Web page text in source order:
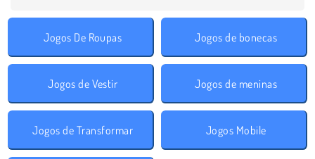
Jogos De Roupas Jogos de bonecas
Jogos de Vestir Jogos de meninas
Jogos de Transformar Jogos Mobile